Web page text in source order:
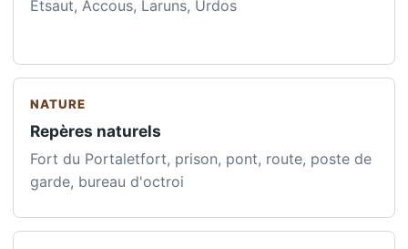
Etsaut, Accous, Laruns, Urdos
NATURE
Repères naturels
Fort du Portaletfort, prison, pont, route, poste de
garde, bureau d'octroi